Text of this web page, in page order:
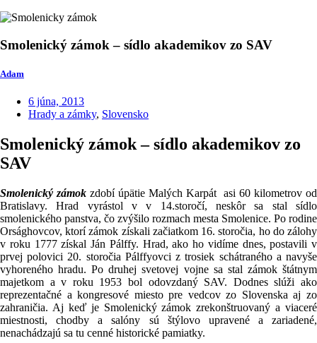
Smolenický zámok – sídlo akademikov zo SAV
Adam
6 júna, 2013
Hrady a zámky, Slovensko
Smolenický zámok – sídlo akademikov zo
SAV
Smolenický zámok zdobí úpätie Malých Karpát asi 60 kilometrov od
Bratislavy. Hrad vyrástol v v 14.storočí, neskôr sa stal sídlo
smolenického panstva, čo zvýšilo rozmach mesta Smolenice. Po rodine
Orsághovcov, ktorí zámok získali začiatkom 16. storočia, ho do zálohy
v roku 1777 získal Ján Pálffy. Hrad, ako ho vidíme dnes, postavili v
prvej polovici 20. storočia Pálffyovci z trosiek schátraného a navyše
vyhoreného hradu. Po druhej svetovej vojne sa stal zámok štátnym
majetkom a v roku 1953 bol odovzdaný SAV. Dodnes slúži ako
reprezentačné a kongresové miesto pre vedcov zo Slovenska aj zo
zahraničia. Aj keď je Smolenický zámok zrekonštruovaný a viaceré
miestnosti, chodby a salóny sú štýlovo upravené a zariadené,
nenachádzajú sa tu cenné historické pamiatky.